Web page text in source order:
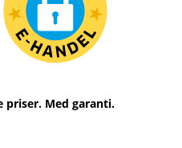
priser. Med garanti.